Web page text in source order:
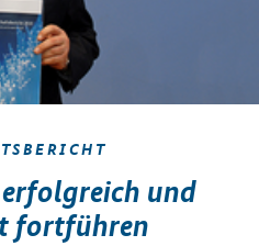
und
fortführen